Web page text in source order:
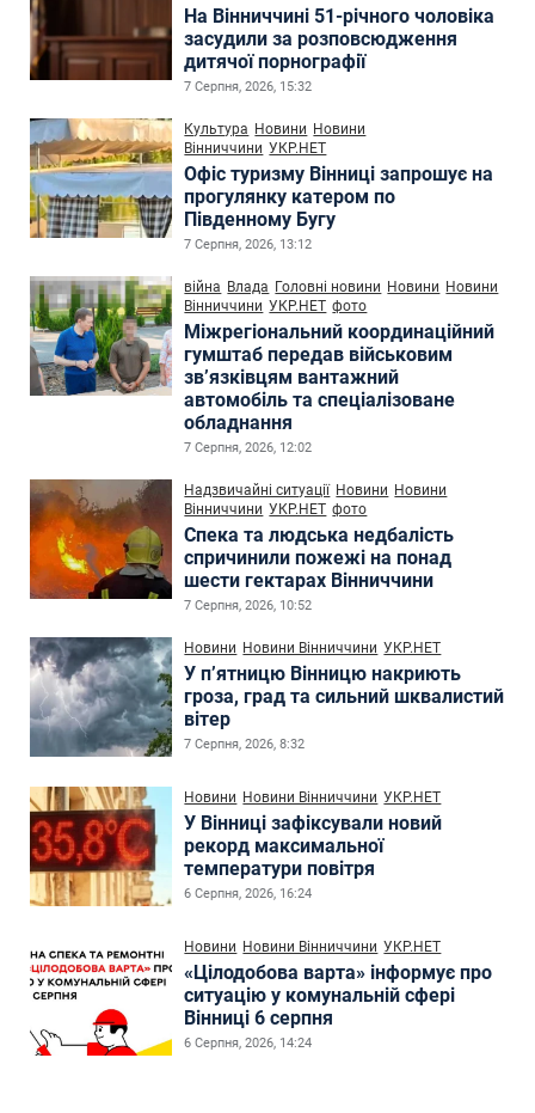
На Вінниччині 51-річного чоловіка
засудили за розповсюдження
дитячої порнографії
7 Серпня, 2026, 15:32
Культура Новини Новини
Вінниччини УКР.НЕТ
Офіс туризму Вінниці запрошує на
прогулянку катером по
Південному Бугу
7 Серпня, 2026, 13:12
війна Влада Головні новини Новини Новини
Вінниччини УКР.НЕТ фото
Міжрегіональний координаційний
гумштаб передав військовим
зв’язківцям вантажний
автомобіль та спеціалізоване
обладнання
7 Серпня, 2026, 12:02
Надзвичайні ситуації Новини Новини
Вінниччини УКР.НЕТ фото
Спека та людська недбалість
спричинили пожежі на понад
шести гектарах Вінниччини
7 Серпня, 2026, 10:52
Новини Новини Вінниччини УКР.НЕТ
У п’ятницю Вінницю накриють
гроза, град та сильний шквалистий
вітер
7 Серпня, 2026, 8:32
Новини Новини Вінниччини УКР.НЕТ
У Вінниці зафіксували новий
рекорд максимальної
температури повітря
6 Серпня, 2026, 16:24
Новини Новини Вінниччини УКР.НЕТ
«Цілодобова варта» інформує про
ситуацію у комунальній сфері
Вінниці 6 серпня
6 Серпня, 2026, 14:24